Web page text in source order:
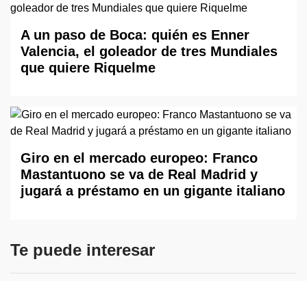
A un paso de Boca: quién es Enner
Valencia, el goleador de tres Mundiales
que quiere Riquelme
Giro en el mercado europeo: Franco
Mastantuono se va de Real Madrid y
jugará a préstamo en un gigante italiano
Te puede interesar